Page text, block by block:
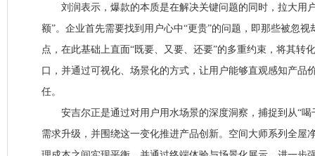
刘润表示，爆款的本质是在解决关键问题的同时，拉大用
额”。企业首先需要找到用户心中“更贵”的问题，即那些被忽
点，在此基础上直面“既要、又要、还要”的多重约束，将其转
口，并通过可视化、场景化的方式，让用户能够直观感知产品
任。
安吉尔正是通过对用户用水场景的深度洞察，捕捉到从“喝
需求升级，并围绕这一变化推进产品创新。空间大师系列全屋